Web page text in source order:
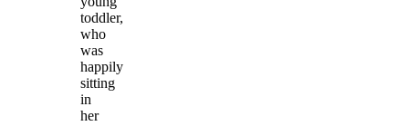
toddler,
who
was
happily
sitting
in
her